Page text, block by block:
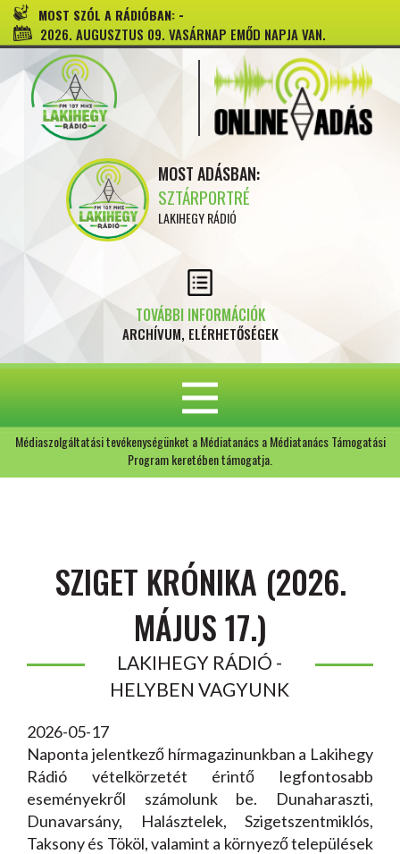
MOST SZÓL A RÁDIÓBAN: -
2026. AUGUSZTUS 09. VASÁRNAP EMŐD NAPJA VAN.
MOST ADÁSBAN:
SZTÁRPORTRÉ
LAKIHEGY RÁDIÓ
TOVÁBBI INFORMÁCIÓK
ARCHÍVUM, ELÉRHETŐSÉGEK
Médiaszolgáltatási tevékenységünket a Médiatanács a Médiatanács Támogatási
Program keretében támogatja.
SZIGET KRÓNIKA (2026.
MÁJUS 17.)
LAKIHEGY RÁDIÓ -
HELYBEN VAGYUNK
2026-05-17
Naponta jelentkező hírmagazinunkban a Lakihegy
Rádió vételkörzetét érintő legfontosabb
eseményekről számolunk be. Dunaharaszti,
Dunavarsány, Halásztelek, Szigetszentmiklós,
Taksony és Tököl, valamint a környező települések